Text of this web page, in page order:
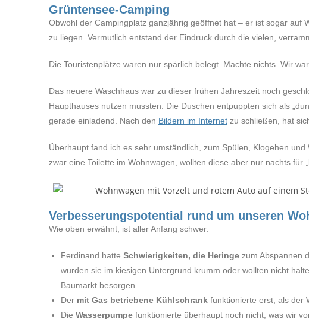
Grüntensee-Camping
Obwohl der Campingplatz ganzjährig geöffnet hat – er ist sogar auf
zu liegen. Vermutlich entstand der Eindruck durch die vielen,
Die Touristenplätze waren nur spärlich belegt. Machte nichts. Wir
Das neuere Waschhaus war zu dieser frühen Jahreszeit noch
Haupthauses nutzen mussten. Die Duschen entpuppten sich als
gerade einladend. Nach den Bildern im Internet zu schließen, hat
Überhaupt fand ich es sehr umständlich, zum Spülen, Klogehen
zwar eine Toilette im Wohnwagen, wollten diese aber nur nachts für
Verbesserungspotential rund um unseren
Wie oben erwähnt, ist aller Anfang schwer:
Ferdinand hatte Schwierigkeiten, die Heringe zum Abspannen
wurden sie im kiesigen Untergrund krumm oder wollten nicht
Baumarkt besorgen.
Der mit Gas betriebene Kühlschrank funktionierte erst, als der
Die Wasserpumpe funktionierte überhaupt noch nicht, was wir